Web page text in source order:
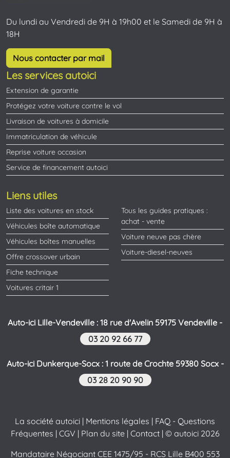
Du lundi au Vendredi de 9H à 19h00 et le Samedi de 9H à
18H
Nous contacter par mail
Les services autoici
Extension de garantie
Protégez votre voiture contre le vol
Livraison de voitures à domicile
Immatriculation de véhicule
Reprise voiture occasion
Service de financement autoici
Liens utiles
Liste des voitures en stock
Véhicules boîte automatique
Véhicules boîtes manuelles
Offre crossover urbain
Fiche technique
Voitures critair 1
Tous les guides pratiques :
achat - vente
Voiture neuve pas chère
Voiture-diesel-neuves
Auto-ici Lille-Vendeville : 18 rue d'Avelin 59175 Vendeville -
03 20 92 66 77
Auto-ici Dunkerque-Socx : 1 route de Crochte 59380 Socx -
03 28 20 90 90
La société autoici | Mentions légales | FAQ - Questions
Fréquentes | CGV | Plan du site| Contact| © autoici 2026
Mandataire Négociant CEE 1475/95 - RCS Lille B400 553